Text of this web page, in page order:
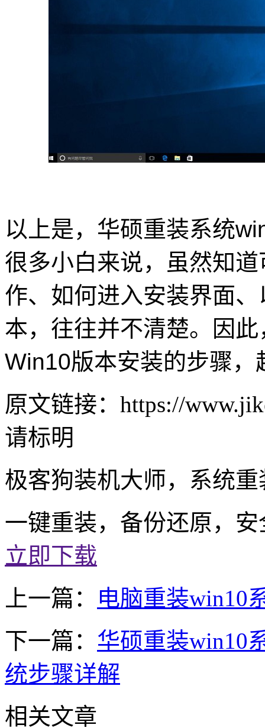
以上是，华硕重装系统
很多小白来说，虽然知
作、如何进入安装界面
本，往往并不清楚。因
Win10版本安装的步骤，
原文链接：https://
请标明
极客狗装机大师，系统
一键重装，备份还原，
立即下载
上一篇：
电脑重装win10
下一篇： 华硕重装win10
统步骤详解
相关文章